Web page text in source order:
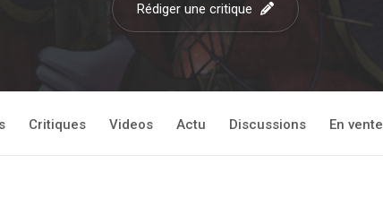
Rédiger une critique
Critiques Videos Actu Discussions En vente